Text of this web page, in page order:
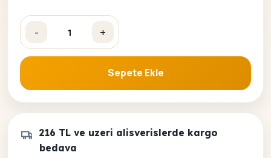
-
Çiçek Kadın 11 Renkli Sayılarla Boyama Seti adet
+
Sepete Ekle
216 TL ve uzeri alisverislerde kargo
bedava